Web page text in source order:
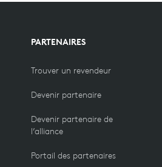
PARTENAIRES
Trouver un revendeur
Devenir partenaire
Devenir partenaire de
l’alliance
Portail des partenaires